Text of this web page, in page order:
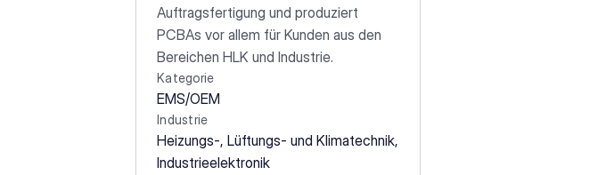
Auftragsfertigung und produziert
PCBAs vor allem für Kunden aus den
Bereichen HLK und Industrie.
Kategorie
EMS/OEM
Industrie
Heizungs-, Lüftungs- und Klimatechnik,
Industrieelektronik